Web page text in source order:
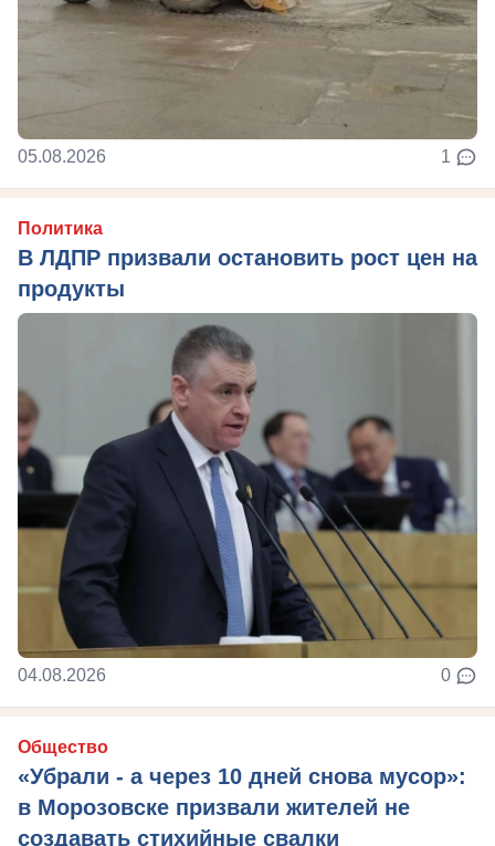
05.08.2026 1
Политика
В ЛДПР призвали остановить рост цен на
продукты
04.08.2026 0
Общество
«Убрали - а через 10 дней снова мусор»:
в Морозовске призвали жителей не
создавать стихийные свалки